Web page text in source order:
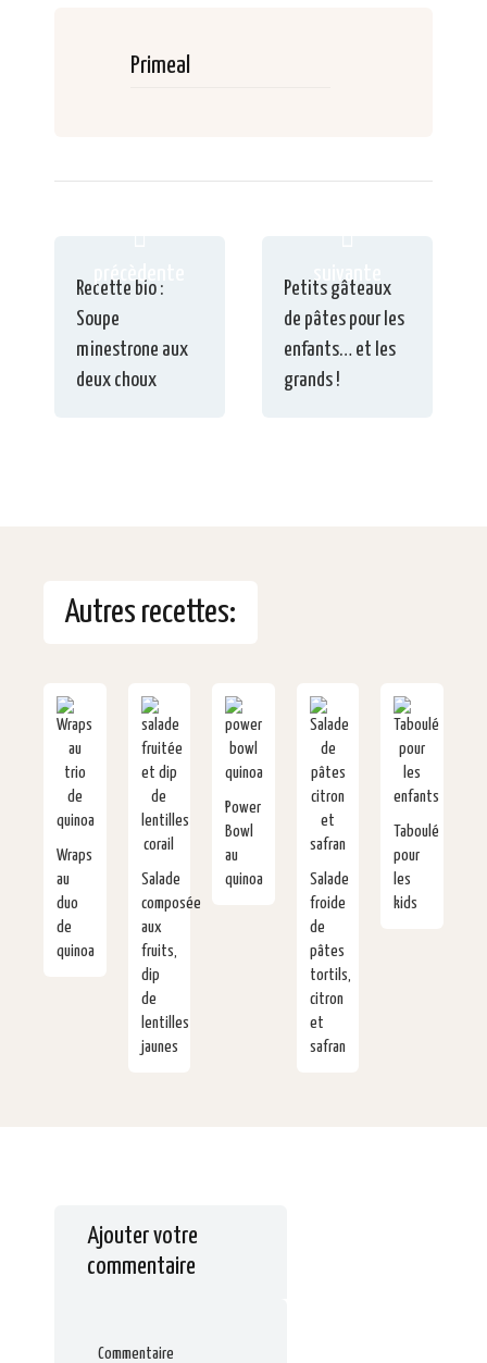
Primeal
Recette bio :
Soupe
minestrone aux
deux choux
Petits gâteaux
de pâtes pour les
enfants… et les
grands !
Autres recettes:
Wraps
au
duo
de
quinoa
Salade
composée
aux
fruits,
dip
de
lentilles
jaunes
Power
Bowl
au
quinoa
Salade
froide
de
pâtes
tortils,
citron
et
safran
Taboulé
pour
les
kids
Ajouter votre
commentaire
Commentaire